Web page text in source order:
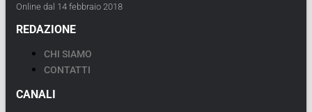
Online dal 14 febbraio 2018
REDAZIONE
CHI SIAMO
CONTATTI
CANALI